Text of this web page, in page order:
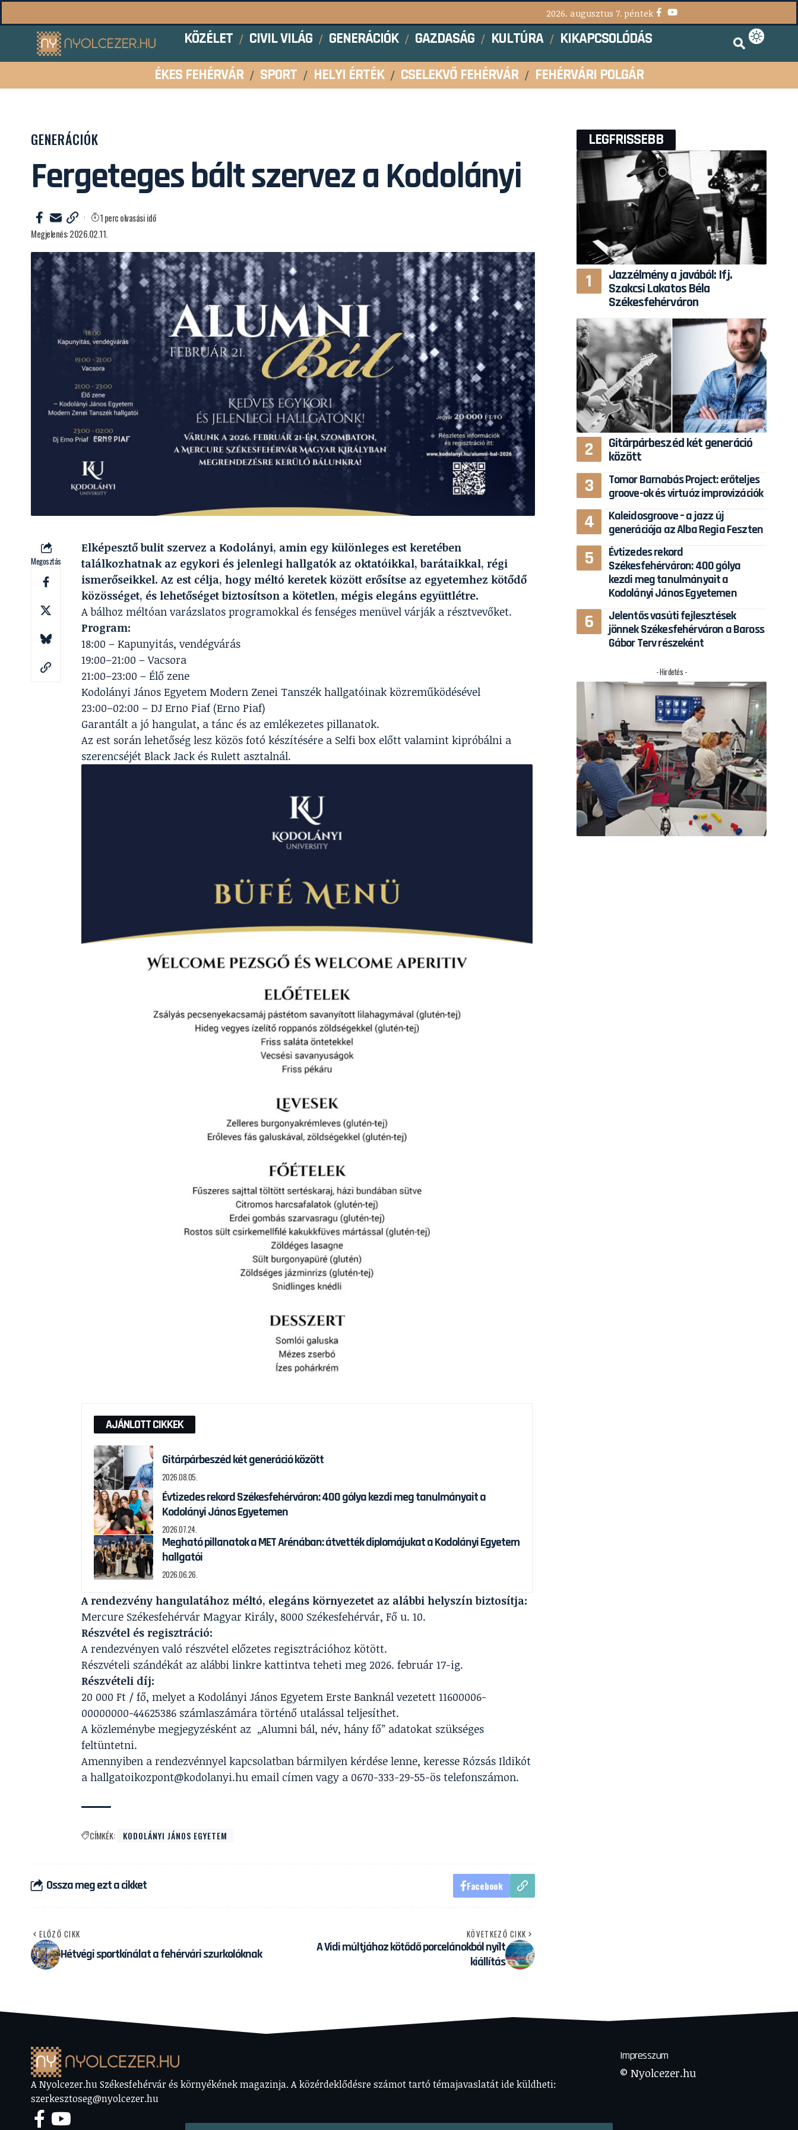
2026. augusztus 7. péntek
KÖZÉLET CIVIL VILÁG GENERÁCIÓK GAZDASÁG KULTÚRA
KIKAPCSOLÓDÁS
ÉKES FEHÉRVÁR
SPORT HELYI ÉRTÉK CSELEKVŐ FEHÉRVÁR FEHÉRVÁRI POLGÁR
GENERÁCIÓK
Fergeteges bált szervez a Kodolányi
Megjelenés: 2026.02.11.
1 perc olvasási idő
Megosztás
Elképesztő bulit szervez a Kodolányi, amin egy különleges est keretében
találkozhatnak az egykori és jelenlegi hallgatók az oktatóikkal, barátaikkal, régi
ismerőseikkel. Az est célja, hogy méltó keretek között erősítse az egyetemhez kötődő
közösséget, és lehetőséget biztosítson a kötetlen, mégis elegáns együttlétre.
A bálhoz méltóan varázslatos programokkal és fenséges menüvel várják a résztvevőket.
Program:
18:00 – Kapunyitás, vendégvárás
19:00–21:00 – Vacsora
21:00–23:00 – Élő zene
Kodolányi János Egyetem Modern Zenei Tanszék hallgatóinak közreműködésével
23:00–02:00 – DJ Erno Piaf (Erno Piaf)
Garantált a jó hangulat, a tánc és az emlékezetes pillanatok.
Az est során lehetőség lesz közös fotó készítésére a Selfi box előtt valamint kipróbálni a
szerencséjét Black Jack és Rulett asztalnál.
AJÁNLOTT CIKKEK
Gitárpárbeszéd két generáció között
2026.08.05.
Évtizedes rekord Székesfehérváron: 400 gólya kezdi meg tanulmányait a
Kodolányi János Egyetemen
2026.07.24.
Megható pillanatok a MET Arénában: átvették diplomájukat a Kodolányi Egyetem
hallgatói
2026.06.26.
A rendezvény hangulatához méltó, elegáns környezetet az alábbi helyszín biztosítja:
Mercure Székesfehérvár Magyar Király, 8000 Székesfehérvár, Fő u. 10.
Részvétel és regisztráció:
A rendezvényen való részvétel előzetes regisztrációhoz kötött.
Részvételi szándékát az alábbi linkre kattintvateheti meg 2026. február 17-ig.
Részvételi díj:
20 000 Ft / fő, melyet a Kodolányi János Egyetem Erste Banknál vezetett 11600006-
00000000-44625386 számlaszámára történő utalással teljesíthet.
A közleménybe megjegyzésként az „Alumni bál, név, hány fő” adatokat szükséges
feltüntetni.
Amennyiben a rendezvénnyel kapcsolatban bármilyen kérdése lenne, keresse Rózsás Ildikót
a hallgatoikozpont@kodolanyi.huemail címen vagy a 0670-333-29-55-ös telefonszámon.
CÍMKÉK: KODOLÁNYI JÁNOS EGYETEM
Ossza meg ezt a cikket Facebook
ELŐZŐ CIKK
Hétvégi sportkínálat a fehérvári szurkolóknak
KÖVETKEZŐ CIKK
A Vidi múltjához kötődő porcelánokból nyílt
kiállítás
LEGFRISSEBB
Jazzélmény a javából: Ifj.
Szakcsi Lakatos Béla
Székesfehérváron
Gitárpárbeszéd két generáció
között
Tomor Barnabás Project: erőteljes
groove-ok és virtuóz improvizációk
Kaleidosgroove – a jazz új
generációja az Alba Regia Feszten
Évtizedes rekord
Székesfehérváron: 400 gólya
kezdi meg tanulmányait a
Kodolányi János Egyetemen
Jelentős vasúti fejlesztések
jönnek Székesfehérváron a Baross
Gábor Terv részeként
- Hirdetés -
A Nyolcezer.hu Székesfehérvár és környékének magazinja. A közérdeklődésre számot tartó témajavaslatát ide küldheti:
szerkesztoseg@nyolcezer.hu
Impresszum
© Nyolcezer.hu